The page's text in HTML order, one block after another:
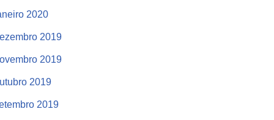
2020
2019
2019
2019
2019